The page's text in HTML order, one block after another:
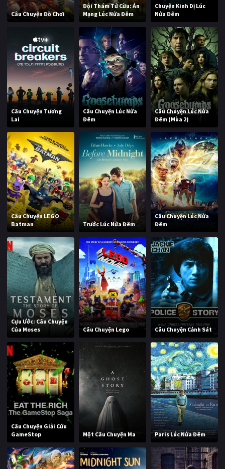
Câu Chuyện Đồ Chơi
Đội Thám Tử Cừu: Án
Mạng Lúc Nửa Đêm
Chuyện Kinh Dị Lúc
Nửa Đêm
Câu Chuyện Tương
Lai
Câu Chuyện Lúc Nửa
Đêm
Câu Chuyện Lúc Nửa
Đêm (Mùa 2)
Câu Chuyện LEGO
Batman
Trước Lúc Nửa Đêm
Câu Chuyện Lúc Nửa
Đêm
Cựu Ước: Câu Chuyện
Của Moses
Câu Chuyện Lego Câu Chuyện Cảnh Sát
Câu Chuyện Giải Cứu
GameStop
Một Câu Chuyện Ma Paris Lúc Nửa Đêm